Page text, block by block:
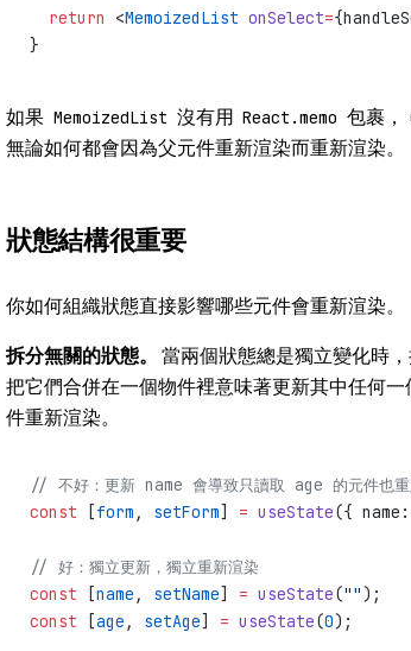
  return
<MemoizedList onSelect=
}
如果 MemoizedList 沒有用 React.memo 包裹，
無論如何都會因為父元件重新渲染而重新渲染。
狀態結構很重要
你如何組織狀態直接影響哪些元件會重新渲染。
拆分無關的狀態。 當兩個狀態總是獨立變化時
把它們合併在一個物件裡意味著更新其中任何
件重新渲染。
// 不好：更新 name 會導致只讀取 age 的元件也重
const [form , setForm] = useState({ name:
// 好：獨立更新，獨立重新渲染
const [name , setName] = useState("");
const [age , setAge] = useState(0);